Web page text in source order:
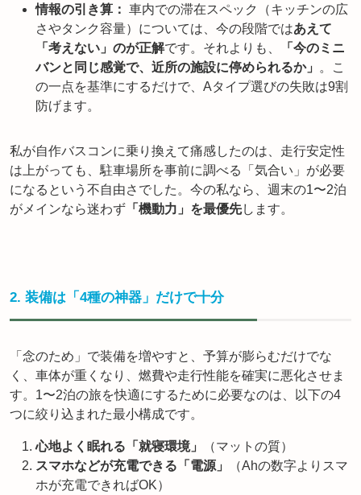
情報の引き算： 車内での滞在スペック（キッチンの広
さやタンク容量）については、今の段階ではあえて
「考えない」のが正解です。それよりも、
「今のミニ
バンと同じ感覚で、近所の施設に停められるか」
。こ
の一点を基準にするだけで、Aタイプ選びの失敗は9割
防げます。
私が自作バスコンに乗り換えて痛感したのは、走行安定性
は上がっても、駐車場所を事前に調べる「気合い」が必要
になるという不自由さでした。今の私なら、週末の1〜2泊
がメインなら迷わず 「機動力」を最優先します。
2. 装備は「4種の神器」だけで十分
「念のため」で装備を増やすと、予算が膨らむだけでな
く、車体が重くなり、燃費や走行性能を確実に悪化させま
す。1〜2泊の旅を快適にするために必要なのは、以下の4
つに絞り込まれた最小構成です。
心地よく眠れる「就寝環境」
（マットの質）
スマホなどが充電できる「電源」
（Ahの数字よりスマ
ホが充電できればOK）